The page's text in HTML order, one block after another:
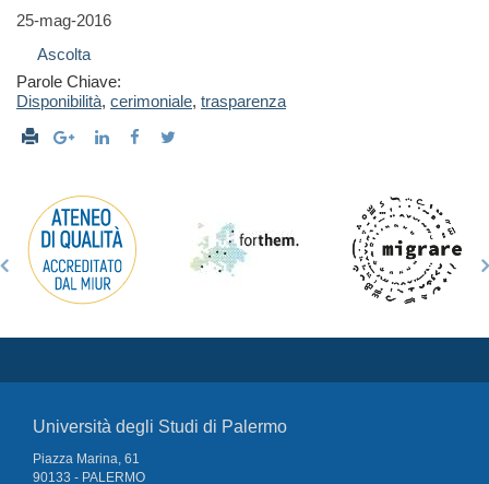
25-mag-2016
Ascolta
Parole Chiave:
Disponibilità, cerimoniale, trasparenza
Università degli Studi di Palermo
Piazza Marina, 61
90133 - PALERMO